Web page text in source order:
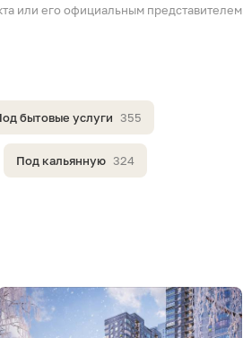
или его официальным представителем
бытовые услуги 355
Под кальянную 324